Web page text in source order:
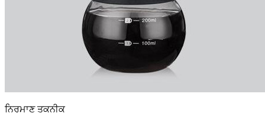
ਨਿਰਮਾਣ ਤਕਨੀਕ